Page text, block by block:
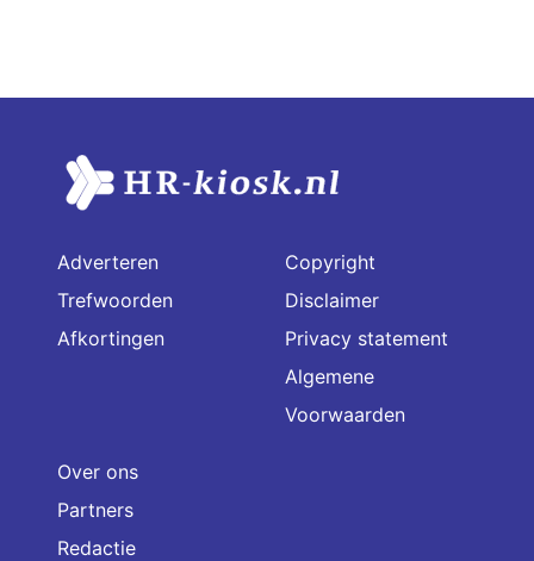
Adverteren
Trefwoorden
Afkortingen
Copyright
Disclaimer
Privacy statement
Algemene
Voorwaarden
Over ons
Partners
Redactie